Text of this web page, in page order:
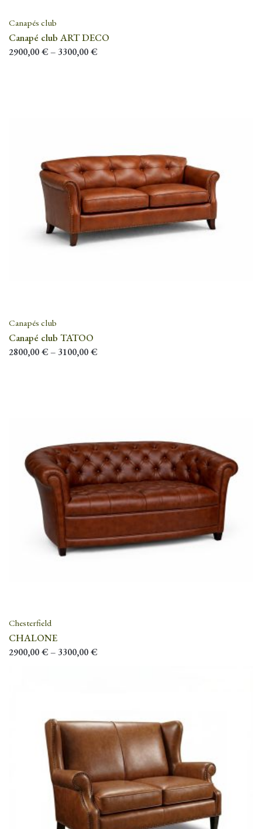
Canapés club
Canapé club ART DECO
2900,00€– 3300,00€
Canapés club
Canapé club TATOO
2800,00€– 3100,00€
Chesterfield
CHALONE
2900,00€– 3300,00€